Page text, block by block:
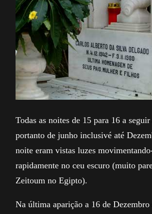
Todas as noites de 15 para 16 a
portanto de junho inclusivé até
noite eram vistas luzes
rapidamente no ceu escuro (muito
Zeitoum no Egipto).
Na última aparição a 16 de